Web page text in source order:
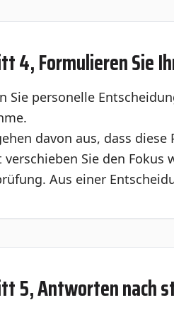
4, Formulieren Sie
Sie personelle
davon aus, dass
verschieben Sie den
Aus einer
5, Antworten nach